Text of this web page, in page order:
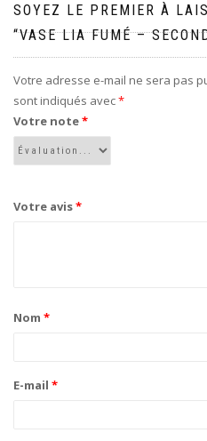
SOYEZ LE PREMIER À
“VASE LIA FUMÉ –
Votre adresse e-mail ne sera pas
sont indiqués avec*
Votre note*
Votre avis*
Nom *
E-mail *